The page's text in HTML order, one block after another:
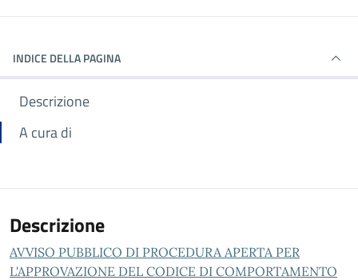
INDICE DELLA PAGINA
Descrizione
A cura di
Descrizione
AVVISO PUBBLICO DI PROCEDURA APERTA PER
L'APPROVAZIONE DEL CODICE DI COMPORTAMENTO